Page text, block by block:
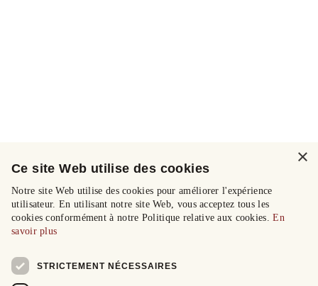
×
Ce site Web utilise des cookies
Notre site Web utilise des cookies pour améliorer l'expérience
utilisateur. En utilisant notre site Web, vous acceptez tous les
cookies conformément à notre Politique relative aux cookies.En
savoir plus
STRICTEMENT NÉCESSAIRES